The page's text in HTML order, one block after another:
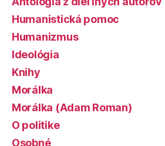
Humanistická pomoc
Humanizmus
Ideológia
Knihy
Morálka
Morálka (Adam Roman)
O politike
Osobné